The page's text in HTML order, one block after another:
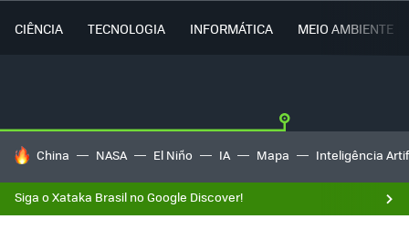
CIÊNCIA TECNOLOGIA INFORMÁTICA MEIO AMBIENTE
TENDÊNCIAS DO DIA
China NASA El Niño IA Mapa Inteligência
Siga o Xataka Brasil no Google Discover!